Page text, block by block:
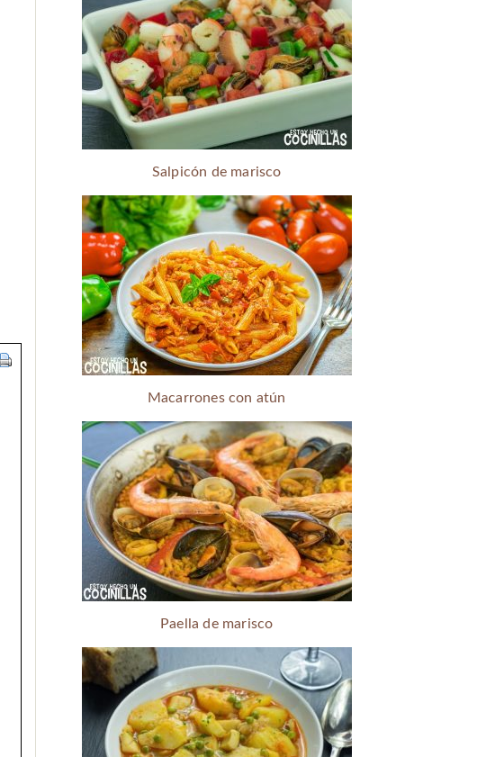
Salpicón de marisco
Macarrones con atún
Paella de marisco